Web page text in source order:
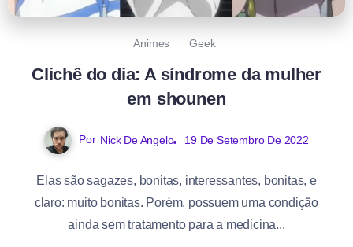
Animes Geek
Clichê do dia: A síndrome da mulher
em shounen
Por Nick De Angelo 19 De Setembro De 2022
Elas são sagazes, bonitas, interessantes, bonitas, e
claro: muito bonitas. Porém, possuem uma condição
ainda sem tratamento para a medicina...